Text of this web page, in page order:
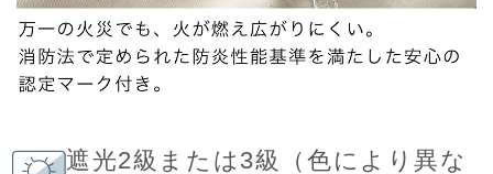
遮光2級または3級（色により異な